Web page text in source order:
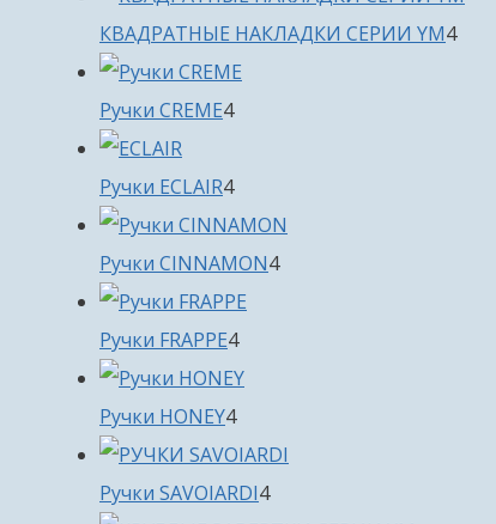
КВАДРАТНЫЕ НАКЛАДКИ СЕРИИ YM44
Ручки CREME44
Ручки ECLAIR44
товара
Ручки CINNAMON44
Ручки FRAPPE44
товара
Ручки HONEY44
товара
Ручки SAVOIARDI44